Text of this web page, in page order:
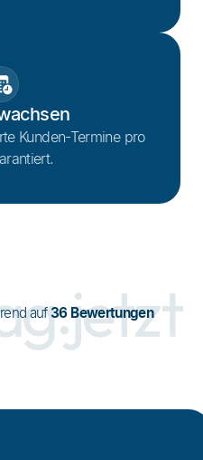
Kunden-Termine pro
auf36 Bewertungen